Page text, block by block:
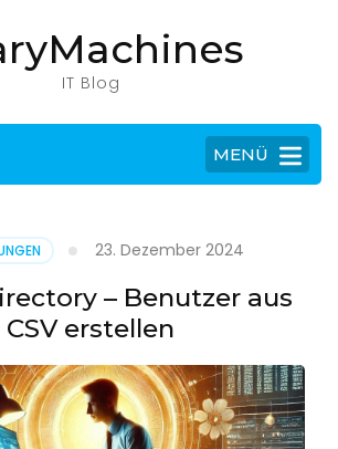
IT Blog
MENÜ
23. Dezember 2024
– Benutzer aus
CSV erstellen